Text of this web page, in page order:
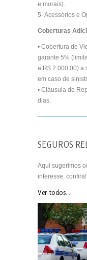
e morais).
5- Acessórios e
Coberturas
• Cobertura de
garante 5%
a R$ 2.000,00) a
em caso de
• Cláusula de
dias.
SEGUROS
Aqui sugerimos
interesse,
Ver todos...